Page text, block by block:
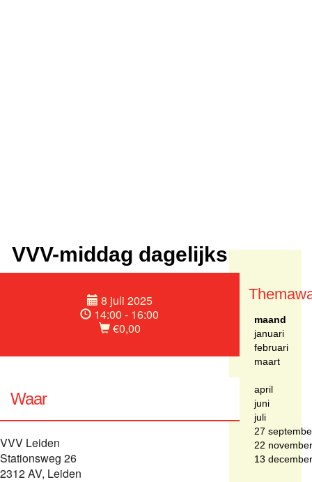
VVV-middag dagelijks
8 juli 2025
14:00 - 16:00
€0,00
Waar
VVV Leiden
Stationsweg 26
2312 AV, Leiden
maand
januari
februari
maart
april
juni
juli
27
22 november
13 december